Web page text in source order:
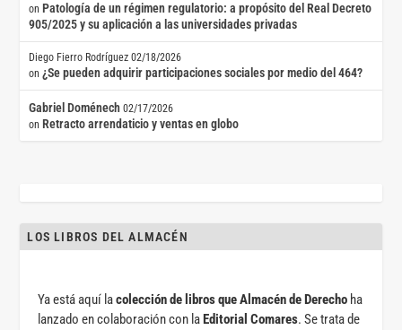
on Patología de un régimen regulatorio: a propósito del Real Decreto
905/2025 y su aplicación a las universidades privadas
Diego Fierro Rodríguez 02/18/2026
on¿Se pueden adquirir participaciones sociales por medio del 464?
Gabriel Doménech 02/17/2026
on Retracto arrendaticio y ventas en globo
LOS LIBROS DEL ALMACÉN
Ya está aquí lacolección de libros que Almacén de Derecho ha
lanzado en colaboración con laEditorial Comares. Se trata de